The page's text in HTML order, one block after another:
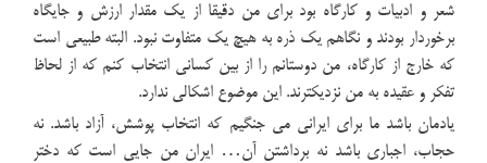
شعر و ادبیات و کارگاه بود برای من دقیقا از یک مقدار ارزش و جایگاه
برخوردار بودند و نگاهم یک ذره به هیچ یک متفاوت نبود. البته طبیعی است
که خارج از کارگاه، من دوستانم را از بین کسانی انتخاب کنم که از لحاظ
تفکر و عقیده به من نزدیکترند. این موضوع اشکالی ندارد.
یادمان باشد ما برای ایرانی می جنگیم که انتخاب پوشش، آزاد باشد. نه
حجاب، اجباری باشد نه برداشتن آن… ایران من جایی است که دختر